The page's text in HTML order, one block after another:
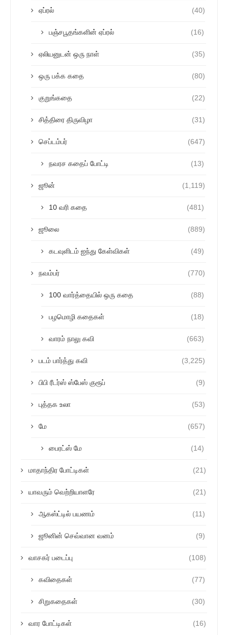
ஏப்ரல் (40)
பஞ்சபூதங்களின் ஏப்ரல் (16)
ஏலியனுடன் ஒரு நாள் (35)
ஒரு பக்க கதை (80)
குறுங்கதை (22)
சித்திரை திருவிழா (31)
செப்டம்பர் (647)
நவரச கதைப் போட்டி (13)
ஜூன் (1,119)
10 வரி கதை (481)
ஜூலை (889)
கடவுளிடம் ஐந்து கேள்விகள் (49)
நவம்பர் (770)
100 வார்த்தையில் ஒரு கதை (88)
பழமொழி கதைகள் (18)
வாரம் நாலு கவி (663)
படம் பார்த்து கவி (3,225)
பிபி ரீடர்ஸ் ஸ்பேஸ் குரூப் (9)
புத்தக உலா (53)
மே (657)
பைரட்ஸ் மே (14)
மாதாந்திர போட்டிகள் (21)
யாவரும் வெற்றியாளரே (21)
ஆகஸ்ட்டில் பயணம் (11)
ஜூனின் செவ்வான வனம் (9)
வாசகர் படைப்பு (108)
கவிதைகள் (77)
சிறுகதைகள் (30)
வார போட்டிகள் (16)